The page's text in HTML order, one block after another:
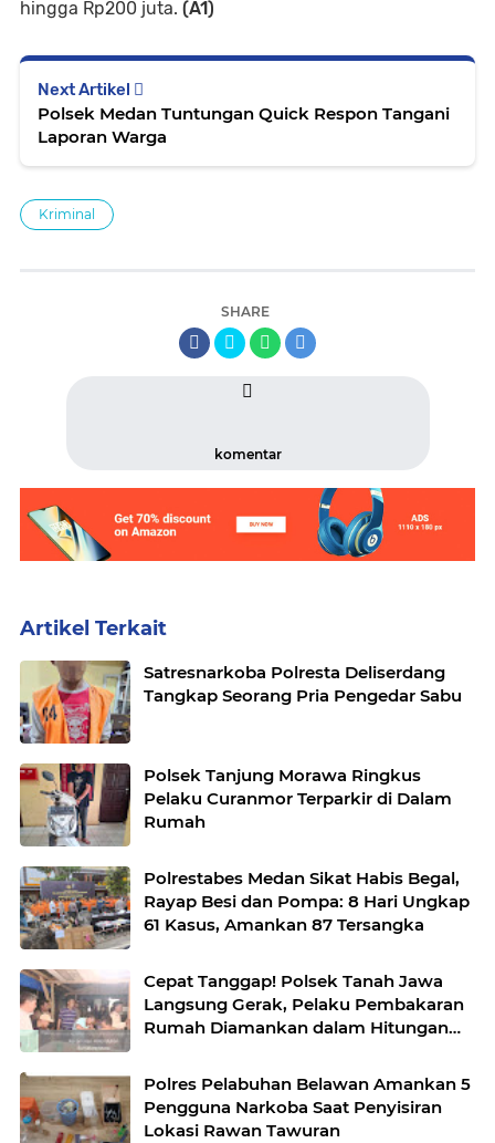
hingga Rp200 juta. (A1)
Next Artikel
Polsek Medan Tuntungan Quick Respon Tangani
Laporan Warga
Kriminal
SHARE
komentar
Artikel Terkait
Satresnarkoba Polresta Deliserdang
Tangkap Seorang Pria Pengedar Sabu
Polsek Tanjung Morawa Ringkus
Pelaku Curanmor Terparkir di Dalam
Rumah
Polrestabes Medan Sikat Habis Begal,
Rayap Besi dan Pompa: 8 Hari Ungkap
61 Kasus, Amankan 87 Tersangka
Cepat Tanggap! Polsek Tanah Jawa
Langsung Gerak, Pelaku Pembakaran
Rumah Diamankan dalam Hitungan
Polres Pelabuhan Belawan Amankan 5
Pengguna Narkoba Saat Penyisiran
Lokasi Rawan Tawuran